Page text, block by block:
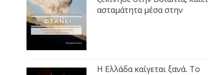
ασταμάτητα μέσα στην
Η Ελλάδα καίγεται ξανά. Το